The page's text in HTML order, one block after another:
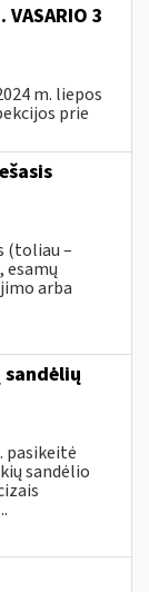
VASARIO 3
m. liepos
prie
(toliau –
esamų
arba
pasikeitė
sandėlio